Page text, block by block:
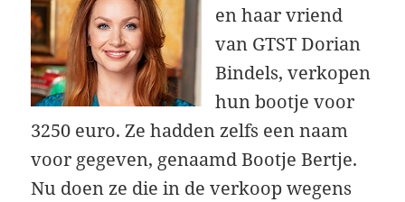
en haar vriend
van GTST Dorian
Bindels, verkopen
hun bootje voor
3250 euro. Ze hadden zelfs een naam
voor gegeven, genaamd Bootje Bertje.
Nu doen ze die in de verkoop wegens